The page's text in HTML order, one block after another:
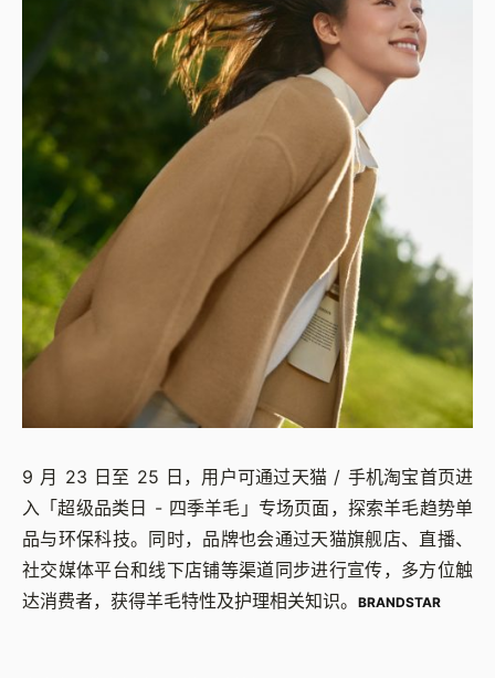
9 月 23 日至 25 日，用户可通过天猫 / 手机淘宝首页进
入「超级品类日 - 四季羊毛」专场页面，探索羊毛趋势单
品与环保科技。同时，品牌也会通过天猫旗舰店、直播、
社交媒体平台和线下店铺等渠道同步进行宣传，多方位触
达消费者，获得羊毛特性及护理相关知识。
BRANDSTAR